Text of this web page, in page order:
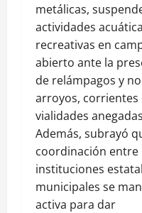
metálicas,
actividades
recreativas en
abierto ante la
de relámpagos y
arroyos, corrientes
vialidades
Además, subrayó
coordinación entre
instituciones
municipales se
activa para dar